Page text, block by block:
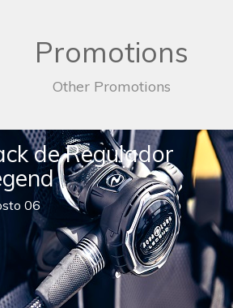
Promotions
Other Promotions
de Regulador
06